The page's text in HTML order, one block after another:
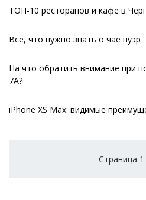
ТОП-10 ресторанов и кафе в
Все, что нужно знать о чае пуэр
На что обратить внимание при
7A?
iPhone XS Max: видимые
Страница 1